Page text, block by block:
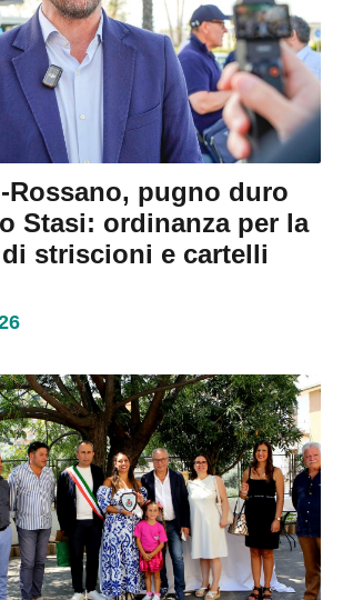
Rossano, pugno duro
Stasi: ordinanza per la
striscioni e cartelli